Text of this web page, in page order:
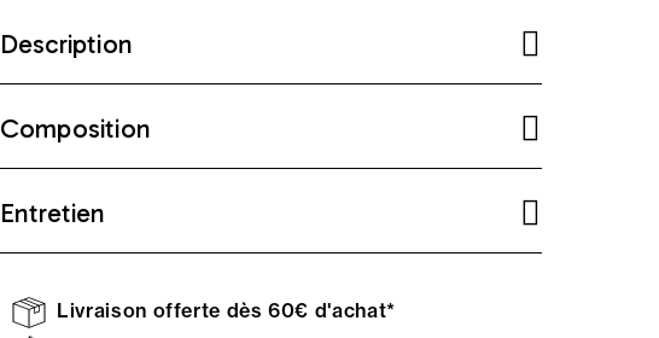
Description
Composition
Entretien
Livraison offerte dès 60€ d'achat*